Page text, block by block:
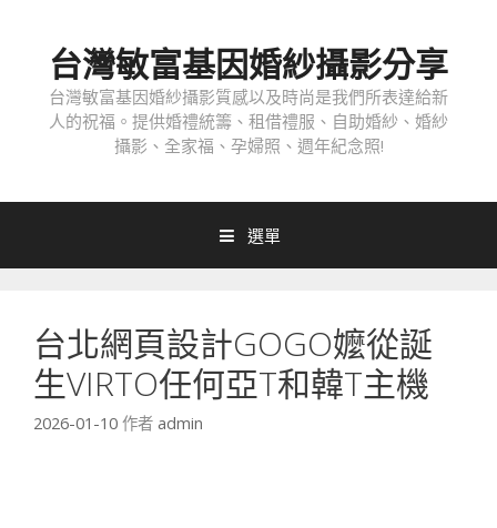
台灣敏富基因婚紗攝影分享
台灣敏富基因婚紗攝影質感以及時尚是我們所表達給新
人的祝福。提供婚禮統籌、租借禮服、自助婚紗、婚紗
攝影、全家福、孕婦照、週年紀念照!
選單
台北網頁設計GOGO嬤從誕
生VIRTO任何亞T和韓T主機
2026-01-10 作者 admin